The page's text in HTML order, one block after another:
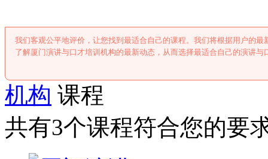
我们客观公平地评价，让您找到最适合自己的课程。我们将根据用户的
了解厦门演讲与口才培训机构的最新动态，从而选择最适合自己的演讲与
机构 课程
共有3个课程符合您的要